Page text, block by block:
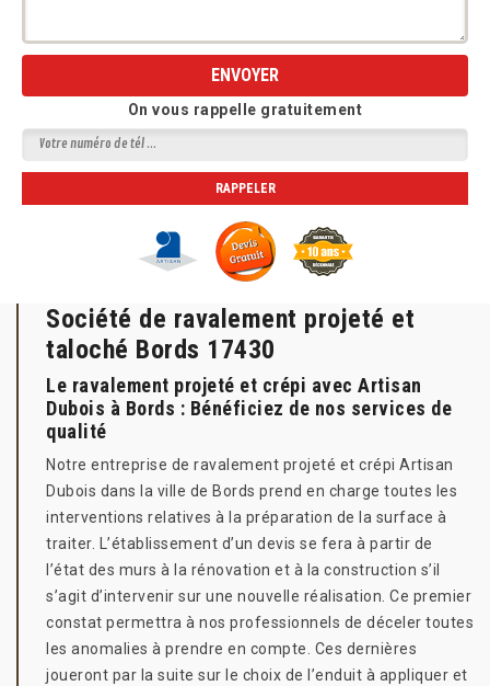
On vous rappelle gratuitement
Société de ravalement projeté et
taloché Bords 17430
Le ravalement projeté et crépi avec Artisan
Dubois à Bords : Bénéficiez de nos services de
qualité
Notre entreprise de ravalement projeté et crépi Artisan
Dubois dans la ville de Bords prend en charge toutes les
interventions relatives à la préparation de la surface à
traiter. L’établissement d’un devis se fera à partir de
l’état des murs à la rénovation et à la construction s’il
s’agit d’intervenir sur une nouvelle réalisation. Ce premier
constat permettra à nos professionnels de déceler toutes
les anomalies à prendre en compte. Ces dernières
joueront par la suite sur le choix de l’enduit à appliquer et